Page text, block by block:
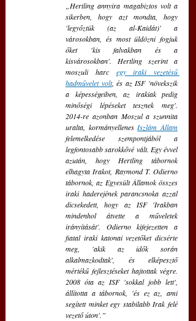
„Hertling annyira magabiztos volt a
sikerben, hogy azt mondta, hogy
'legyőztük (az al-Kaidát)' a
városokban, és most üldözni fogjuk
őket 'kis falvakban és a
kisvárosokban'. Hertling szerint a
moszuli harc egy iraki vezetésű
hadművelet volt, és az ISF 'növekszik
a képességeiben, az irakiak pedig
minőségi lépéseket tesznek meg'.
2014-re azonban Moszul a szunnita
uralta, kormányellenes Iszlám Állam
felemelkedése szempontjából a
legfontosabb sarokkővé vált. Egy évvel
azután, hogy Hertling tábornok
elhagyta Irakot, Raymond T. Odierno
tábornok, az Egyesült Államok összes
iraki haderejének parancsnoka azzal
dicsekedett, hogy az ISF 'Irakban
mindenhol átvette a műveletek
irányítását'. Odierno kifejezetten a
fiatal iraki katonai vezetőket dicsérte
meg, 'akik az idők során
alkalmazkodtak', és elképesztő
mértékű fejlesztéseket hajtottak végre.
2008 óta az ISF 'sokkal jobb lett',
állította a tábornok, 'és ez az, ami
segített minket egy stabilabb Irak felé
vezető úton'.”